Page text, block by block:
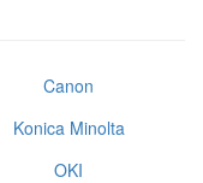
Canon
Konica Minolta
OKI